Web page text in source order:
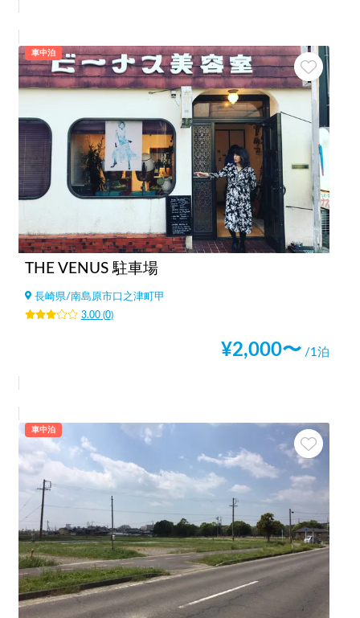
車中泊
THE VENUS 駐車場
長崎県/南島原市口之津町甲
3.00(0)
¥2,000〜 /1泊
車中泊